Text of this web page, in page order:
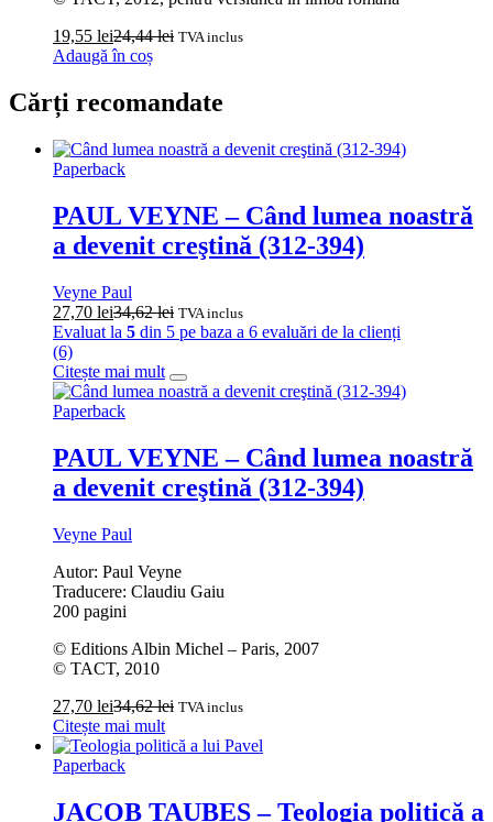
19,55 lei24,44lei TVA inclus
Adaugă în coș
Cărți recomandate
Paperback
PAUL VEYNE – Când lumea noastră
a devenit creştină (312-394)
Veyne Paul
27,70 lei34,62lei TVA inclus
Evaluat la 5 din 5 pe baza a 6 evaluări de la clienți
(6)
Citește mai mult
Paperback
PAUL VEYNE – Când lumea noastră
a devenit creştină (312-394)
Veyne Paul
Autor: Paul Veyne
Traducere: Claudiu Gaiu
200 pagini
© Editions Albin Michel – Paris, 2007
© TACT, 2010
27,70 lei34,62lei TVA inclus
Citește mai mult
Paperback
JACOB TAUBES – Teologia politică a